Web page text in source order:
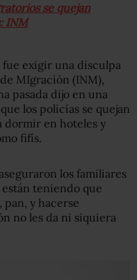
se quejan
INM
exigir una disculpa
MIgración (INM),
pasada dijo en una
los policías se quejan
dormir en hoteles y
fifís.
los familiares
teniendo que
y hacerse
no les da ni siquiera